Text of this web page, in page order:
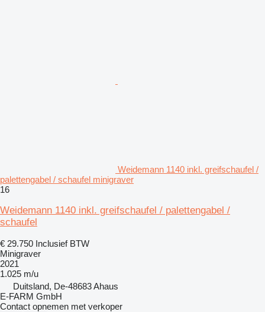
Weidemann 1140 inkl. greifschaufel /
palettengabel / schaufel minigraver
16
Weidemann 1140 inkl. greifschaufel / palettengabel /
schaufel
€ 29.750 Inclusief BTW
Minigraver
2021
1.025 m/u
Duitsland, De-48683 Ahaus
E-FARM GmbH
Contact opnemen met verkoper